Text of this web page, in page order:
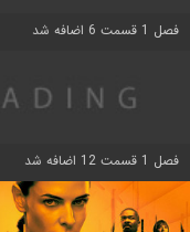
فصل 1 قسمت 6 اضافه شد
فصل 1 قسمت 12 اضافه شد